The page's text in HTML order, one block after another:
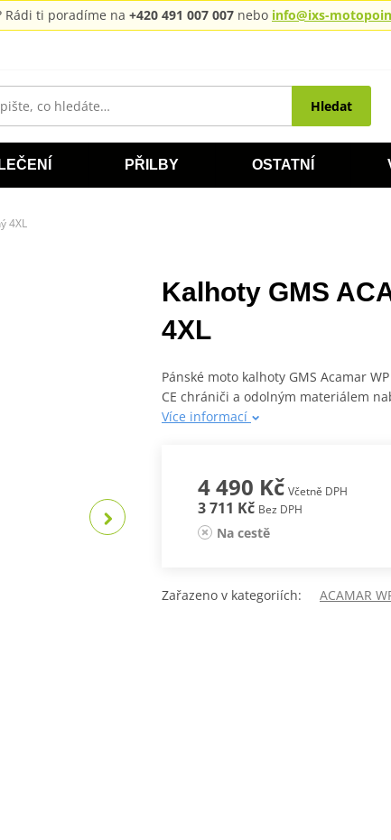
Rádi ti poradíme na +420 491 007 007 nebo info@ixs-
Hledat
PŘILBY OSTATNÍ
4XL
Kalhoty GMS
4XL
Pánské moto kalhoty GMS Acamar
CE chrániči a odolným materiálem
Více informací
4 490 Kč Včetně DPH
3 711 Kč Bez DPH
Na cestě
Zařazeno v kategoriích: ACAMAR